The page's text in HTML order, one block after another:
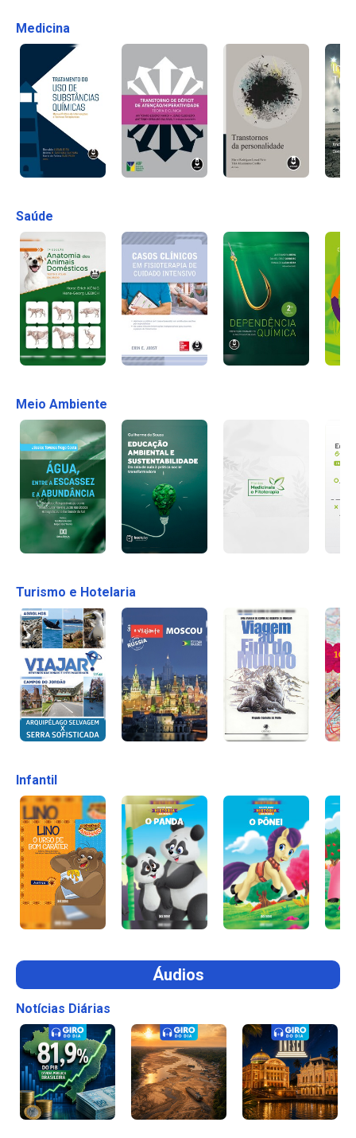
Medicina
Saúde
Meio Ambiente
Turismo e Hotelaria
Infantil
Áudios
Notícias Diárias